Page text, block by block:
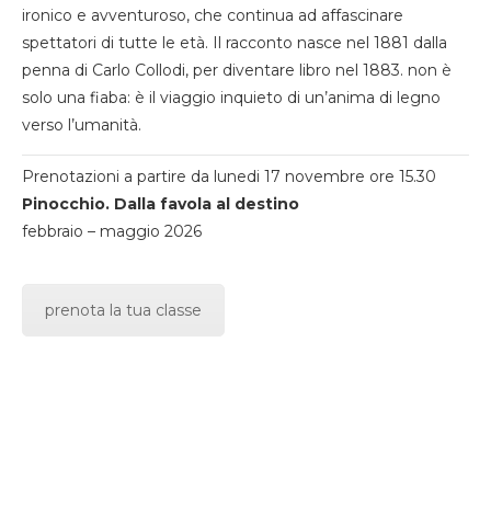
ironico e avventuroso, che continua ad affascinare
spettatori di tutte le età. Il racconto nasce nel 1881 dalla
penna di Carlo Collodi, per diventare libro nel 1883. non è
solo una fiaba: è il viaggio inquieto di un’anima di legno
verso l’umanità.
Prenotazioni a partire da lunedi 17 novembre ore 15.30
Pinocchio. Dalla favola al destino
febbraio – maggio 2026
prenota la tua classe